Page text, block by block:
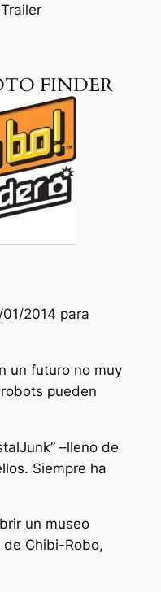
FINDER
2014 para
un futuro no muy
pueden
–lleno de
Siempre ha
un museo
Chibi-Robo,